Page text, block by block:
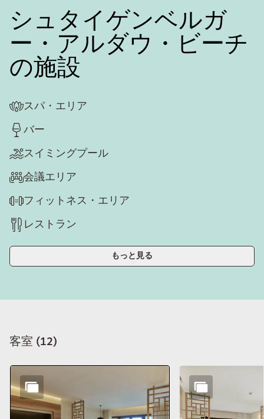
シュタイゲンベルガ
ー・アルダウ・ビーチ
の施設
スパ・エリア
バー
スイミングプール
会議エリア
フィットネス・エリア
レストラン
もっと見る
客室 (12)
スライド1 12